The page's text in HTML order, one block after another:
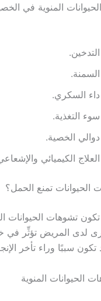
الحيوانات المنوية في
التدخين.
السمنة.
داء السكري.
سوء التغذية.
دوالي الخصية.
العلاج الكيميائي
الحيوانات تمنع الحمل؟
تشوهات الحيوانات
سببًا وراء تأخر
الحيوانات المنوية